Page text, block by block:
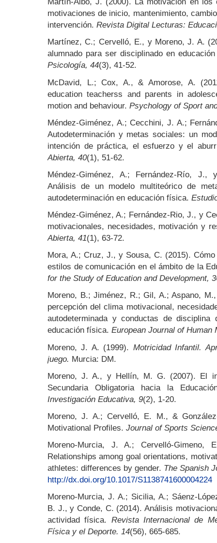
motivaciones de inicio, mantenimiento,
intervención. Revista Digital Lecturas:
Martínez, C.; Cervelló, E., y Moreno, J. A.
alumnado para ser disciplinado en
Psicología, 44(3), 41-52.
McDavid, L.; Cox, A., & Amorose, A.
education teacherss and parents in
motion and behaviour. Psychology of Sport
Méndez-Giménez, A.; Cecchini, J. A.;
Autodeterminación y metas sociales: un
intención de práctica, el esfuerzo y el
Abierta, 40(1), 51-62.
Méndez-Giménez, A.; Fernández-Río,
Análisis de un modelo multiteórico de
autodeterminación en educación física.
Méndez-Giménez, A.; Fernández-Rio, J., y
motivacionales, necesidades, motivación y
Abierta, 41(1), 63-72.
Mora, A.; Cruz, J., y Sousa, C. (2015).
estilos de comunicación en el ámbito de la
for the Study of Education and Development,
Moreno, B.; Jiménez, R.; Gil, A.; Aspano,
percepción del clima motivacional,
autodeterminada y conductas de
educación física. European Journal of Human
Moreno, J. A. (1999). Motricidad Infantil.
juego. Murcia: DM.
Moreno, J. A., y Hellín, M. G. (2007). El
Secundaria Obligatoria hacia la
Investigación Educativa, 9(2), 1-20.
Moreno, J. A.; Cervelló, E. M., &
Motivational Profiles. Journal of Sports
Moreno-Murcia, J. A.; Cervelló-Gimeno,
Relationships among goal orientations,
athletes: differences by gender. The Spanish
http://dx.doi.org/10.1017/S1138741600004224
Moreno-Murcia, J. A.; Sicilia, A.; Sáenz-
B. J., y Conde, C. (2014). Análisis
actividad física. Revista Internacional de
Física y el Deporte. 14(56), 665-685.